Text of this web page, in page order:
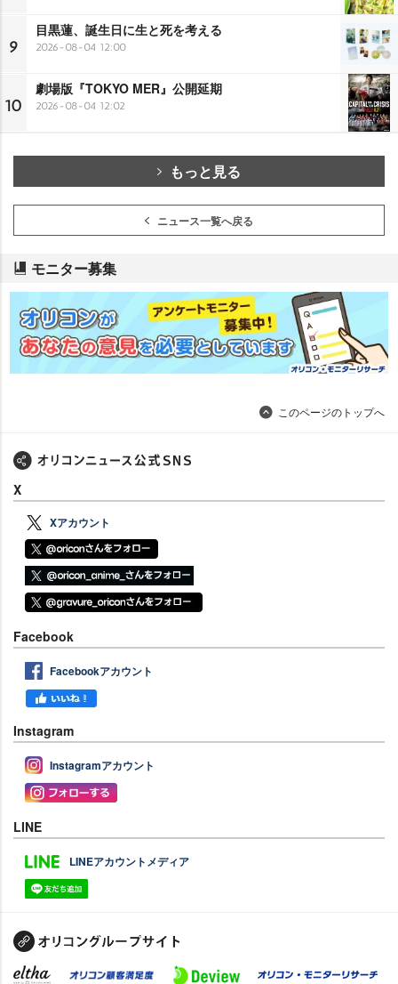
9
目黒蓮、誕生日に生と死を考える
2026-08-04 12:00
10
劇場版『TOKYO MER』公開延期
2026-08-04 12:02
もっと見る
ニュース一覧へ戻る
モニター募集
このページのトップへ
X
Xアカウント
Facebook
Facebookアカウント
Instagram
Instagramアカウント
LINE
LINEアカウントメディア